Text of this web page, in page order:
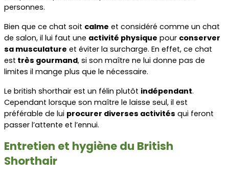
personnes.
Bien que ce chat soit calme et considéré comme un chat
de salon, il lui faut une activité physique pour conserver
sa musculature et éviter la surcharge. En effet, ce chat
est très gourmand, si son maître ne lui donne pas de
limites il mange plus que le nécessaire.
Le british shorthair est un félin plutôt indépendant.
Cependant lorsque son maître le laisse seul, il est
préférable de lui procurer diverses activités qui feront
passer l’attente et l’ennui.
Entretien et hygiène du British
Shorthair